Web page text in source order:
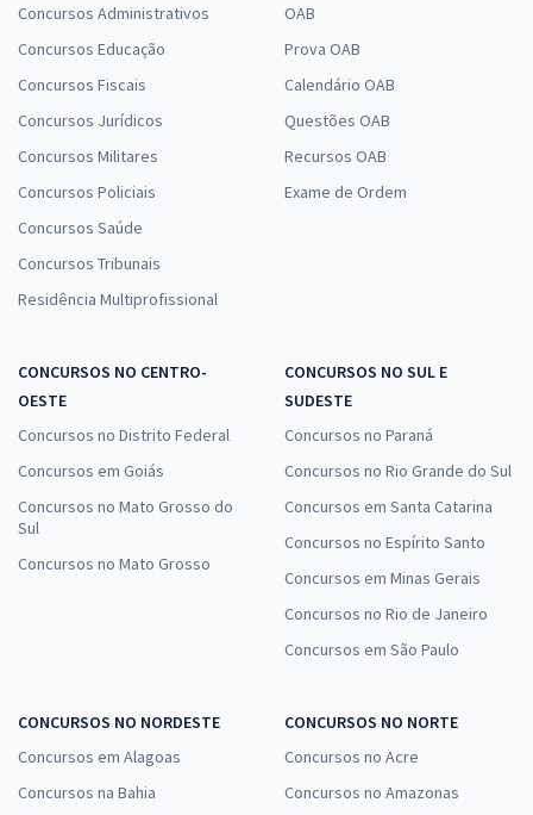
Concursos Administrativos
Concursos Educação
Concursos Fiscais
Concursos Jurídicos
Concursos Militares
Concursos Policiais
Concursos Saúde
Concursos Tribunais
Residência Multiprofissional
OAB
Prova OAB
Calendário OAB
Questões OAB
Recursos OAB
Exame de Ordem
CONCURSOS NO CENTRO-
OESTE
Concursos no Distrito Federal
Concursos em Goiás
Concursos no Mato Grosso do
Sul
Concursos no Mato Grosso
CONCURSOS NO SUL E
SUDESTE
Concursos no Paraná
Concursos no Rio Grande do Sul
Concursos em Santa Catarina
Concursos no Espírito Santo
Concursos em Minas Gerais
Concursos no Rio de Janeiro
Concursos em São Paulo
CONCURSOS NO NORDESTE
Concursos em Alagoas
Concursos na Bahia
CONCURSOS NO NORTE
Concursos no Acre
Concursos no Amazonas